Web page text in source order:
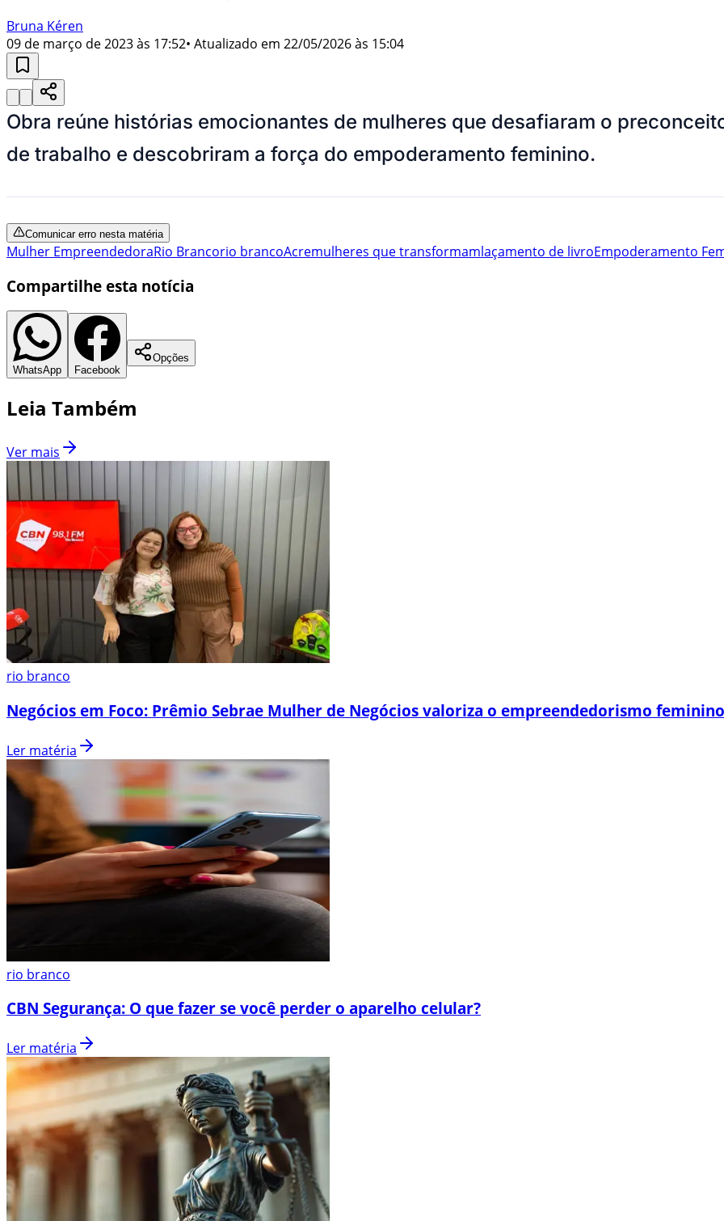
Bruna Kéren
09 de março de 2023 às 17:52• Atualizado em 22/05/2026 às 15:04
Obra reúne histórias emocionantes de mulheres que desafiaram o
de trabalho e descobriram a força do empoderamento feminino.
Comunicar erro nesta matéria
Mulher EmpreendedoraRio Brancorio brancoAcremulheres que transformamlaçamento de livroEmpoderamento
Compartilhe esta notícia
WhatsApp Facebook
Opções
Leia Também
Ver mais
rio branco
Negócios em Foco: Prêmio Sebrae Mulher de Negócios valoriza o empreendedorismo feminino
Ler matéria
rio branco
CBN Segurança: O que fazer se você perder o aparelho celular?
Ler matéria